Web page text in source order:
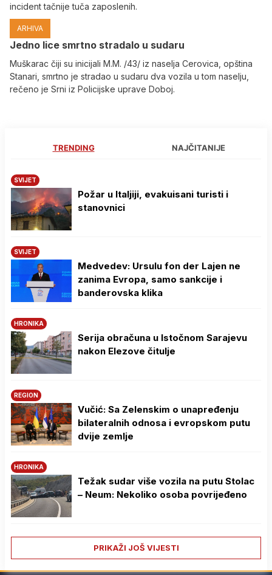
incident tačnije tuča zaposlenih.
ARHIVA
Јedno lice smrtno stradalo u sudaru
Muškarac čiji su inicijali M.M. /43/ iz naselja Cerovica, opština
Stanari, smrtno je stradao u sudaru dva vozila u tom naselju,
rečeno je Srni iz Policijske uprave Doboj.
TRENDING NAJČITANIJE
SVIJET
Požar u Italjiji, evakuisani turisti i
stanovnici
SVIJET
Medvedev: Ursulu fon der Lajen ne
zanima Evropa, samo sankcije i
banderovska klika
HRONIKA
Serija obračuna u Istočnom Sarajevu
nakon Elezove čitulje
REGION
Vučić: Sa Zelenskim o unapređenju
bilateralnih odnosa i evropskom putu
dvije zemlje
HRONIKA
Težak sudar više vozila na putu Stolac
– Neum: Nekoliko osoba povrijeđeno
PRIKAŽI JOŠ VIJESTI